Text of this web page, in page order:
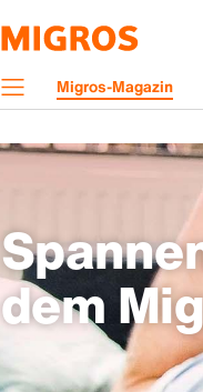
MenüMigros-Magazin
dem